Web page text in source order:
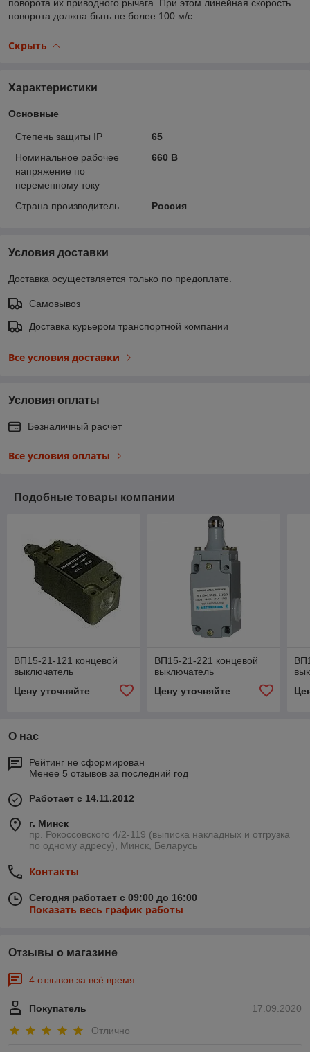
поворота их приводного рычага. При этом линейная скорость
поворота должна быть не более 100 м/с
Скрыть
Характеристики
Основные
Степень защиты IP
65
Номинальное рабочее
напряжение по
переменному току
660 В
Страна производитель Россия
Условия доставки
Доставка осуществляется только по предоплате.
Самовывоз
Доставка курьером транспортной компании
Все условия доставки
Условия оплаты
Безналичный расчет
Все условия оплаты
Подобные товары компании
ВП15-21-121 концевой
выключатель
Цену уточняйте
ВП15-21-221 концевой
выключатель
Цену уточняйте
О нас
Рейтинг не сформирован
Менее 5 отзывов за последний год
Работает с 14.11.2012
г. Минск
пр. Рокоссовского 4/2-119 (выписка накладных и отгрузка
по одному адресу), Минск, Беларусь
Контакты
Сегодня работает с 09:00 до 16:00
Показать весь график работы
Отзывы о магазине
4 отзывов за всё время
17.09.2020
Покупатель
Отлично